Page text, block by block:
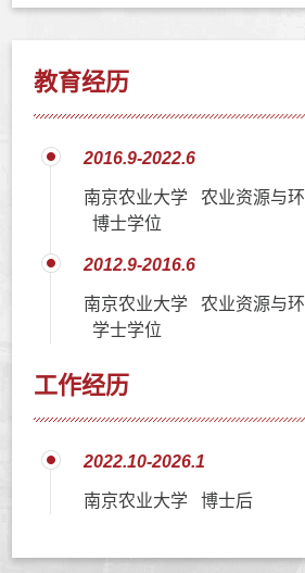
教育经历
2016.9-2022.6
南京农业大学 农业资源与
博士学位
2012.9-2016.6
南京农业大学 农业资源与
学士学位
工作经历
2022.10-2026.1
南京农业大学 博士后